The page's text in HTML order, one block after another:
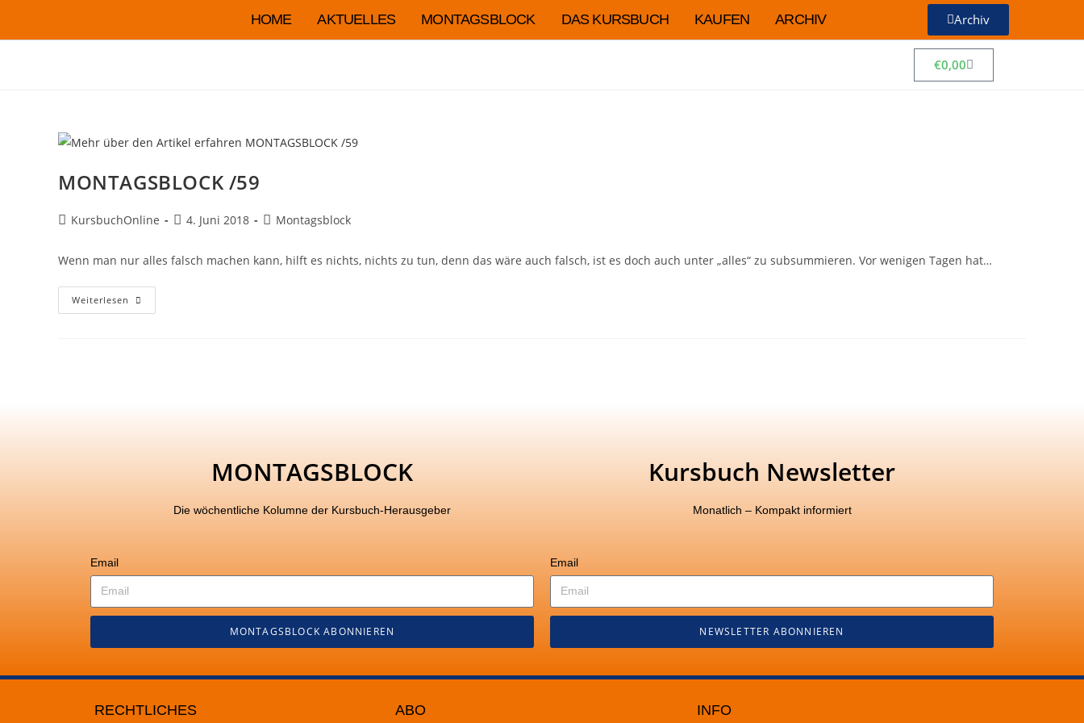
HOME AKTUELLES MONTAGSBLOCK DAS KURSBUCH KAUFEN ARCHIV Archiv
€0,00
MONTAGSBLOCK /59
KursbuchOnline 4. Juni 2018 Montagsblock
Wenn man nur alles falsch machen kann, hilft es nichts, nichts zu tun, denn das wäre auch falsch, ist es doch auch unter „alles“ zu subsummieren. Vor wenigen Tagen hat…
Weiterlesen
MONTAGSBLOCK
Die wöchentliche Kolumne der Kursbuch-Herausgeber
Email
MONTAGSBLOCK ABONNIEREN
Kursbuch Newsletter
Monatlich – Kompakt informiert
Email
NEWSLETTER ABONNIEREN
RECHTLICHES ABO INFO